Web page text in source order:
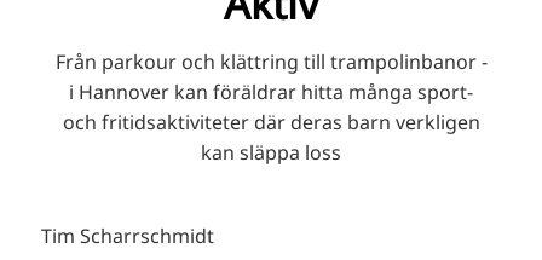
Från parkour och klättring till trampolinbanor -
i Hannover kan föräldrar hitta många sport-
och fritidsaktiviteter där deras barn verkligen
kan släppa loss
Tim Scharrschmidt